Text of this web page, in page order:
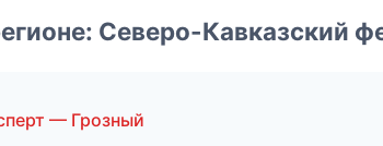
Северо-Кавказский
— Грозный